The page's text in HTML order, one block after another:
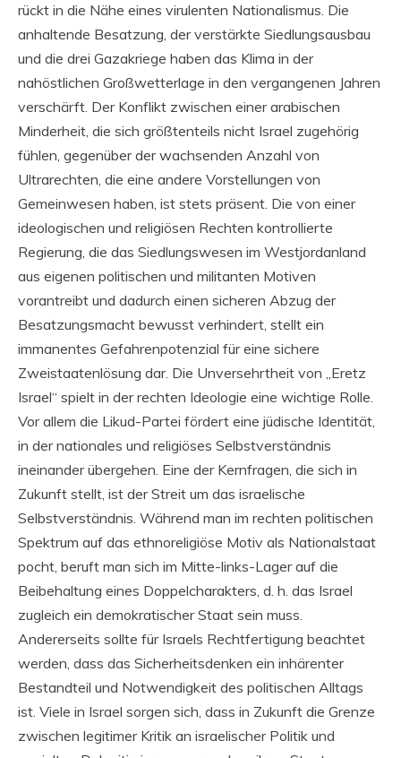
rückt in die Nähe eines virulenten Nationalismus. Die
anhaltende Besatzung, der verstärkte Siedlungsausbau
und die drei Gazakriege haben das Klima in der
nahöstlichen Großwetterlage in den vergangenen Jahren
verschärft. Der Konflikt zwischen einer arabischen
Minderheit, die sich größtenteils nicht Israel zugehörig
fühlen, gegenüber der wachsenden Anzahl von
Ultrarechten, die eine andere Vorstellungen von
Gemeinwesen haben, ist stets präsent. Die von einer
ideologischen und religiösen Rechten kontrollierte
Regierung, die das Siedlungswesen im Westjordanland
aus eigenen politischen und militanten Motiven
vorantreibt und dadurch einen sicheren Abzug der
Besatzungsmacht bewusst verhindert, stellt ein
immanentes Gefahrenpotenzial für eine sichere
Zweistaatenlösung dar. Die Unversehrtheit von „Eretz
Israel“ spielt in der rechten Ideologie eine wichtige Rolle.
Vor allem die Likud-Partei fördert eine jüdische Identität,
in der nationales und religiöses Selbstverständnis
ineinander übergehen. Eine der Kernfragen, die sich in
Zukunft stellt, ist der Streit um das israelische
Selbstverständnis. Während man im rechten politischen
Spektrum auf das ethnoreligiöse Motiv als Nationalstaat
pocht, beruft man sich im Mitte-links-Lager auf die
Beibehaltung eines Doppelcharakters, d. h. das Israel
zugleich ein demokratischer Staat sein muss.
Andererseits sollte für Israels Rechtfertigung beachtet
werden, dass das Sicherheitsdenken ein inhärenter
Bestandteil und Notwendigkeit des politischen Alltags
ist. Viele in Israel sorgen sich, dass in Zukunft die Grenze
zwischen legitimer Kritik an israelischer Politik und